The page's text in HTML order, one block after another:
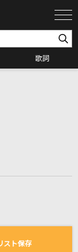
歌詞
覧
スト保存